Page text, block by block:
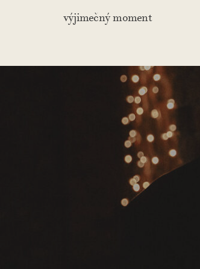
výjimečný moment